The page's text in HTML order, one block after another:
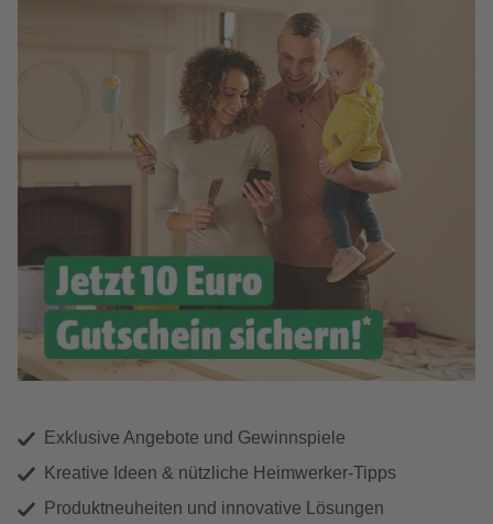
Exklusive Angebote und Gewinnspiele
Kreative Ideen & nützliche Heimwerker-Tipps
Produktneuheiten und innovative Lösungen